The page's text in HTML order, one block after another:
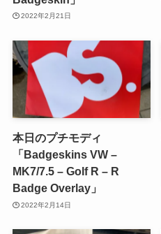
2022年2月21日
本日のプチモディ
「Badgeskins VW –
MK7/7.5 – Golf R – R
Badge Overlay」
2022年2月14日